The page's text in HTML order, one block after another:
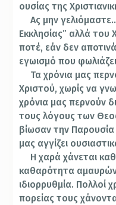
ουσίας της
Ας μην
Εκκλησίας” αλλά του
ποτέ, εάν δεν
εγωισμό που
Τα χρόνια μας
Χριστού, χωρίς να
χρόνια μας περνούν
τους λόγους των
βίωσαν την
μας αγγίζει
Η χαρά χάνεται
καθαρότητα
ιδιορρυθμία. Πολλοί
πορείας τους